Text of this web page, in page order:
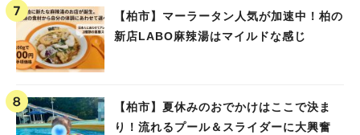
【柏市】マーラータン人気が加速中！柏の
新店LABO麻辣湯はマイルドな感じ
【柏市】夏休みのおでかけはここで決ま
り！流れるプール＆スライダーに大興奮